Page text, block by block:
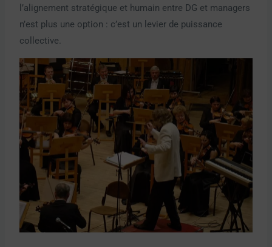
l’alignement stratégique et humain entre DG et managers
n’est plus une option : c’est un levier de puissance
collective.